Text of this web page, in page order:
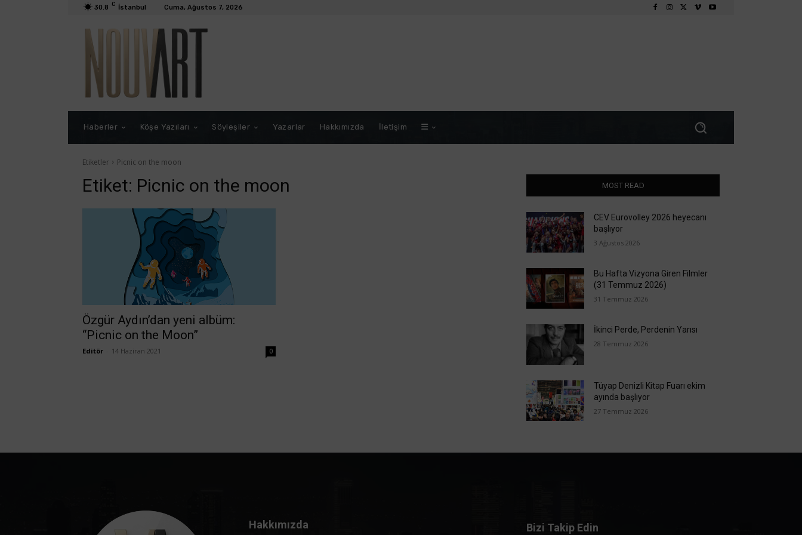
30.8 C İstanbul Cuma, Ağustos 7, 2026
Haberler Köşe Yazıları Söyleşiler Yazarlar Hakkımızda İletişim
Etiketler Picnic on the moon
Etiket: Picnic on the moon
Özgür Aydın’dan yeni albüm:
“Picnic on the Moon”
Editör 14 Haziran 2021 0
MOST READ
CEV Eurovolley 2026 heyecanı
başlıyor
3 Ağustos 2026
Bu Hafta Vizyona Giren Filmler
(31 Temmuz 2026)
31 Temmuz 2026
İkinci Perde, Perdenin Yarısı
28 Temmuz 2026
Tüyap Denizli Kitap Fuarı ekim
ayında başlıyor
27 Temmuz 2026
Hakkımızda Bizi Takip Edin